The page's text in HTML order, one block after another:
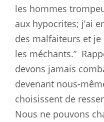
les hommes
aux hypocrites; j’ai
des malfaiteurs et je
les méchants.”
devons jamais
devenant nous-
choisissent de
Nous ne pouvons